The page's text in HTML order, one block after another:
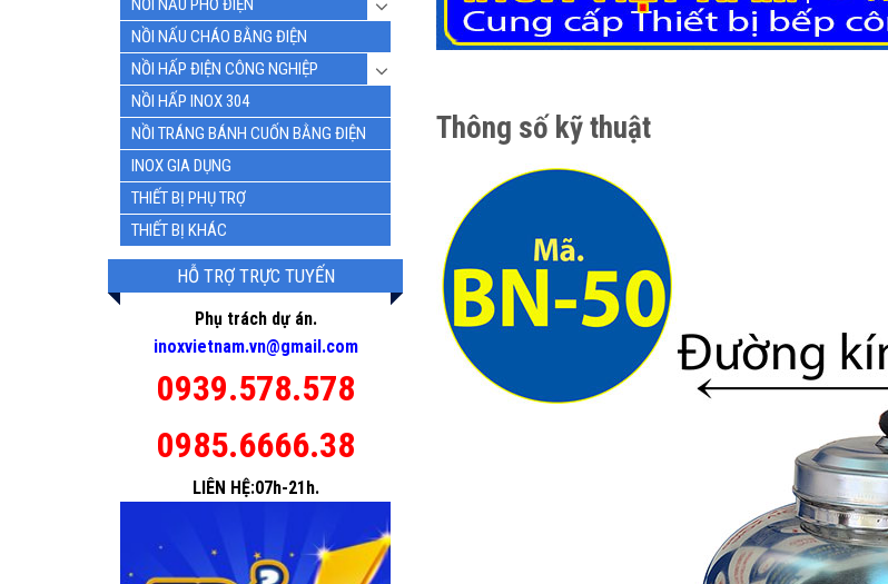
NỒI NẤU PHỞ ĐIỆN
NỒI NẤU CHÁO BẰNG ĐIỆN
NỒI HẤP ĐIỆN CÔNG NGHIỆP
NỒI HẤP INOX 304
NỒI TRÁNG BÁNH CUỐN BẰNG ĐIỆN
INOX GIA DỤNG
THIẾT BỊ PHỤ TRỢ
THIẾT BỊ KHÁC
HỖ TRỢ TRỰC TUYẾN
Phụ trách dự án.
inoxvietnam.vn@gmail.com
0939.578.578
0985.6666.38
LIÊN HỆ:07h-21h.
Thông số kỹ thuật